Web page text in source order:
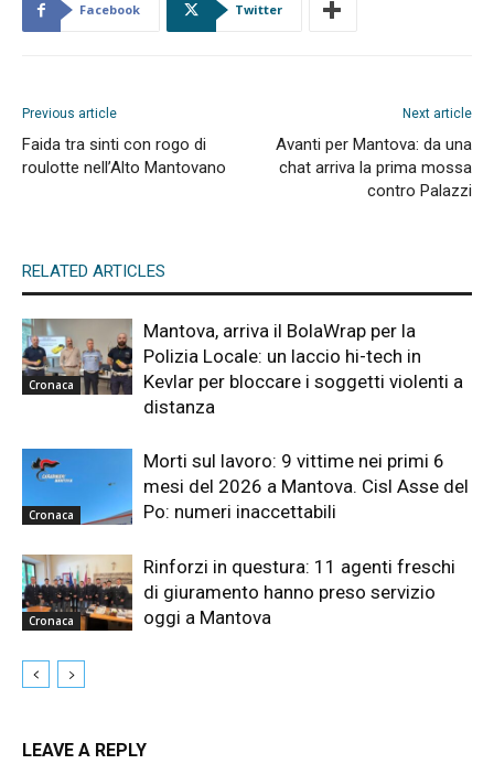
Facebook Twitter
Previous article
Faida tra sinti con rogo di
roulotte nell’Alto Mantovano
Next article
Avanti per Mantova: da una
chat arriva la prima mossa
contro Palazzi
RELATED ARTICLES
Cronaca
Mantova, arriva il BolaWrap per la
Polizia Locale: un laccio hi-tech in
Kevlar per bloccare i soggetti violenti a
distanza
Cronaca
Morti sul lavoro: 9 vittime nei primi 6
mesi del 2026 a Mantova. Cisl Asse del
Po: numeri inaccettabili
Cronaca
Rinforzi in questura: 11 agenti freschi
di giuramento hanno preso servizio
oggi a Mantova
LEAVE A REPLY